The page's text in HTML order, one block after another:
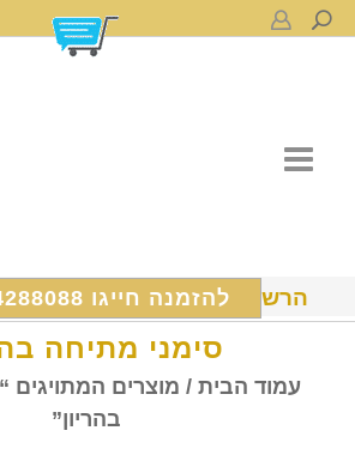
הרשמה ל Dr Nona Internationalלהזמנה חייגו 054-4288088
סימני מתיחה
עמוד הבית / מוצרים המתויגים
בהריון”